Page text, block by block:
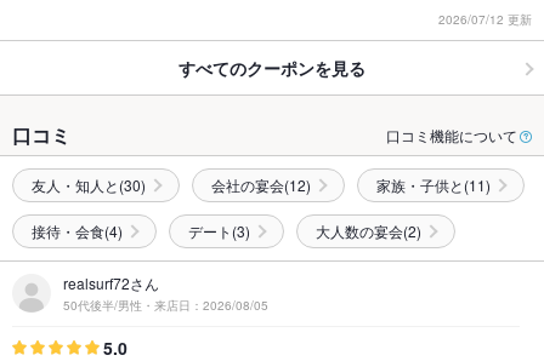
2026/07/12 更新
すべてのクーポンを見る
口コミ 口コミ機能について
友人・知人と(30) 会社の宴会(12) 家族・子供と(11)
接待・会食(4) デート(3) 大人数の宴会(2)
realsurf72さん
50代後半/男性・来店日：2026/08/05
5.0